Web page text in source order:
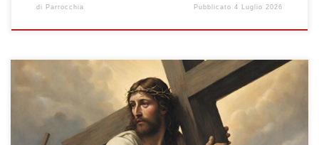
di Parrocchia Pubblicato4 Luglio 2026
Domenica 28 Giugno 2026 – 13^ del Tempo Ordinario Giornata
mondiale per la carità del Papa (colletta obbligatoria) Chi non